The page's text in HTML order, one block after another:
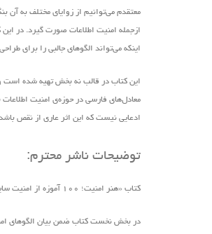
معتقدم می‌توانیم از زوایای مختلف به
ازجمله امنیت اطلاعات صورت گیرد. در
اینکه می‌تواند الگوهای جالبی را برای
این کتاب در قالب نه بخش تهیه ‌شده است و
معادل‌های فارسی در حوزه‌ی امنیت
ادعایی نیست که این اثر عاری از نقص
توضیحات ناشر محترم:
کتاب «هنر امنیت؛ ۱۰۰ آموزه از امنیت سایبری» تالیف محمدمهدی احمدیان و زیر نظر دکتر علیرضا صالحی
در بخش نخست کتاب ضمن بیان الگوهای